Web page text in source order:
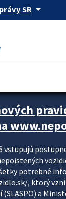
SR arrow_drop_down
vstupujú
potrebné
, ktorý
a